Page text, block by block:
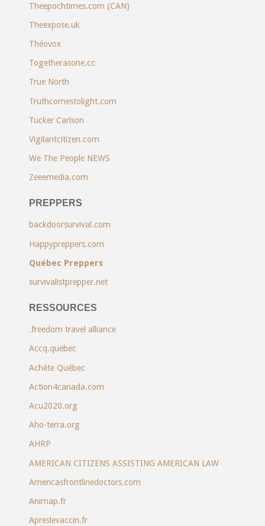
Theepochtimes.com (CAN)
Theexpose.uk
Théovox
Togetherasone.cc
True North
Truthcomestolight.com
Tucker Carlson
Vigilantcitizen.com
We The People NEWS
Zeeemedia.com
PREPPERS
backdoorsurvival.com
Happypreppers.com
Québec Preppers
survivalistprepper.net
RESSOURCES
.freedom travel alliance
Accq.quebec
Achète Québec
Action4canada.com
Acu2020.org
Aho-terra.org
AHRP
AMERICAN CITIZENS ASSISTING AMERICAN LAW
Americasfrontlinedoctors.com
Animap.fr
Apreslevaccin.fr